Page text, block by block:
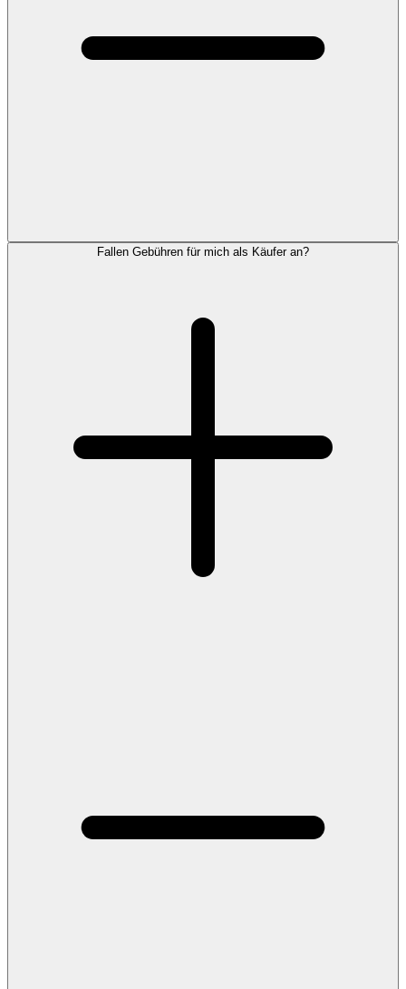
Fallen Gebühren für mich als Käufer an?